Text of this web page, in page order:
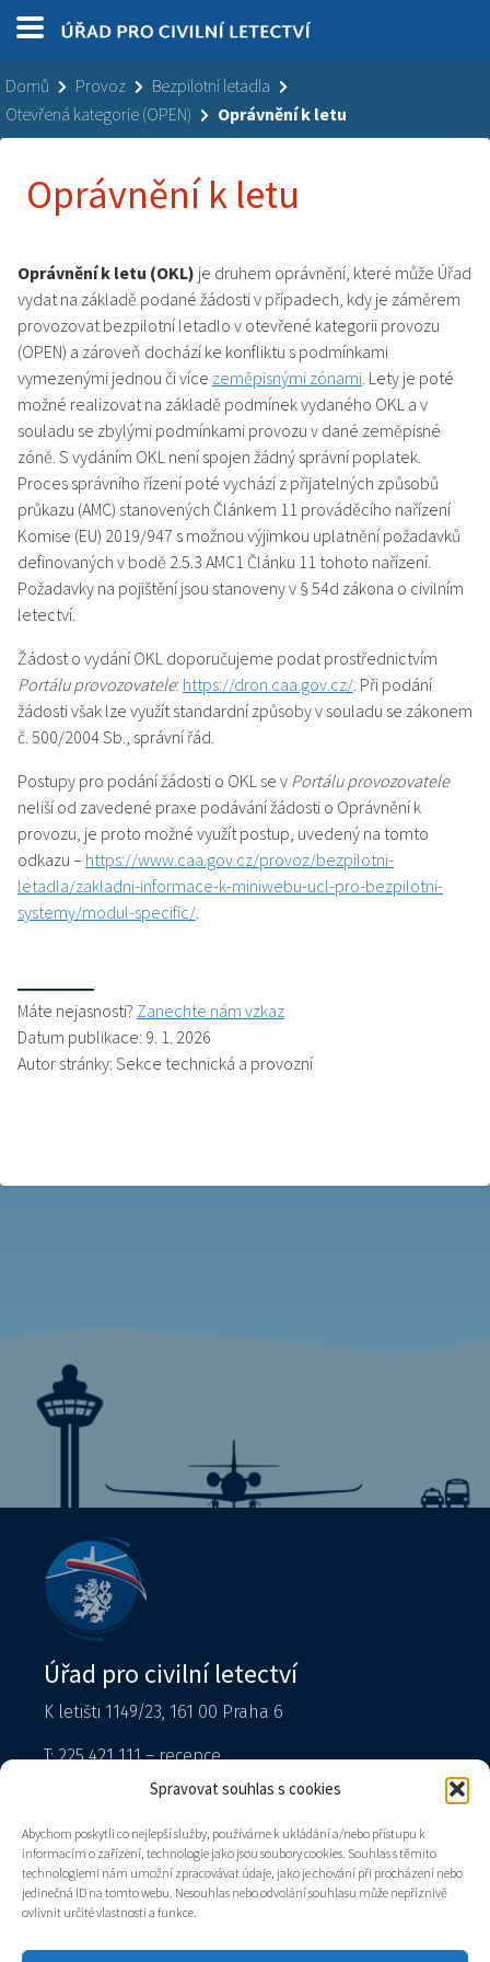
Spravovat souhlas s cookies
Abychom poskytli co nejlepší služby, používáme k ukládání a/nebo přístupu k
informacím o zařízení, technologie jako jsou soubory cookies. Souhlas s těmito
technologiemi nám umožní zpracovávat údaje, jako je chování při procházení nebo
jedinečná ID na tomto webu. Nesouhlas nebo odvolání souhlasu může nepříznivě
ovlivnit určité vlastnosti a funkce.
Domů Provoz
Bezpilotní letadla
Otevřená kategorie (OPEN)
Oprávnění k letu
Oprávnění k letu
Oprávnění k letu (OKL) je druhem oprávnění, které může Úřad
vydat na základě podané žádosti v případech, kdy je záměrem
provozovat bezpilotní letadlo v otevřené kategorii provozu
(OPEN) a zároveň dochází ke konfliktu s podmínkami
vymezenými jednou či více zeměpisnými zónami. Lety je poté
možné realizovat na základě podmínek vydaného OKL a v
souladu se zbylými podmínkami provozu v dané zeměpisné
zóně. S vydáním OKL není spojen žádný správní poplatek.
Proces správního řízení poté vychází z přijatelných způsobů
průkazu (AMC) stanovených Článkem 11 prováděcího nařízení
Komise (EU) 2019/947 s možnou výjimkou uplatnění požadavků
definovaných v bodě 2.5.3 AMC1 Článku 11 tohoto nařízení.
Požadavky na pojištění jsou stanoveny v § 54d zákona o civilním
letectví.
Žádost o vydání OKL doporučujeme podat prostřednictvím
Portálu provozovatele: https://dron.caa.gov.cz/. Při podání
žádosti však lze využít standardní způsoby v souladu se zákonem
č. 500/2004 Sb., správní řád.
Postupy pro podání žádosti o OKL se v Portálu provozovatele
neliší od zavedené praxe podávání žádosti o Oprávnění k
provozu, je proto možné využít postup, uvedený na tomto
odkazu – https://www.caa.gov.cz/provoz/bezpilotni-
letadla/zakladni-informace-k-miniwebu-ucl-pro-bezpilotni-
systemy/modul-specific/.
Máte nejasnosti? Zanechte nám vzkaz
Datum publikace: 9. 1. 2026
Autor stránky: Sekce technická a provozní
Úřad pro civilní letectví
K letišti 1149/23, 161 00 Praha 6
T: 225 421 111 – recepce
podatelna@caa.gov.cz
Datová schránka: v8gaaz5
Úřad